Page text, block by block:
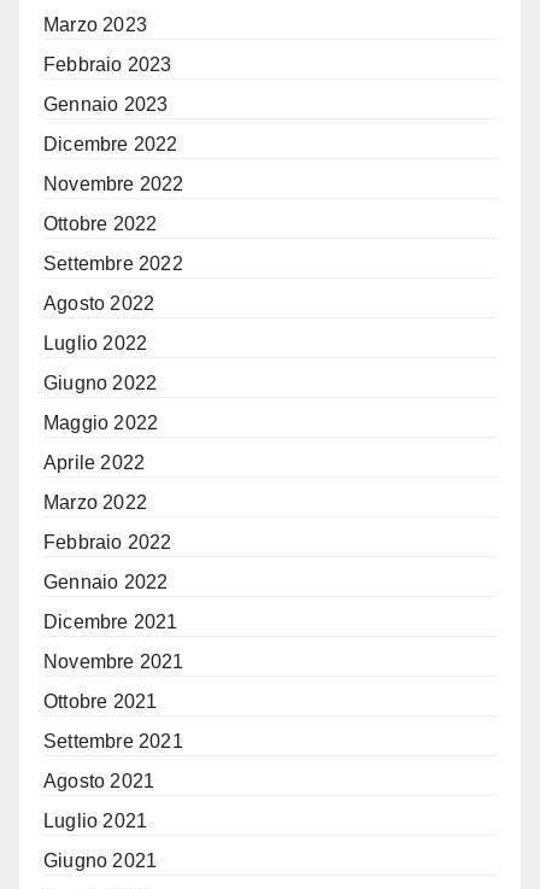
Marzo 2023
Febbraio 2023
Gennaio 2023
Dicembre 2022
Novembre 2022
Ottobre 2022
Settembre 2022
Agosto 2022
Luglio 2022
Giugno 2022
Maggio 2022
Aprile 2022
Marzo 2022
Febbraio 2022
Gennaio 2022
Dicembre 2021
Novembre 2021
Ottobre 2021
Settembre 2021
Agosto 2021
Luglio 2021
Giugno 2021